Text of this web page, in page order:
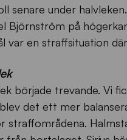
senare under
Björnström på
var en straffsituation
började trevande. Vi
det ett mer
straffområdena.